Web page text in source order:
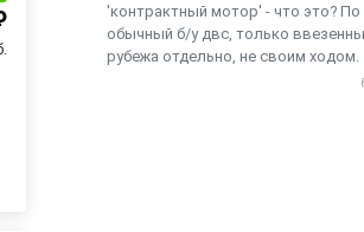
'контрактный мотор' - что это? По
обычный б/у двс, только
рубежа отдельно, не своим ходом.